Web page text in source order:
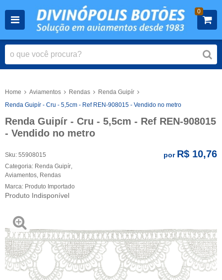
0
Home Aviamentos Rendas
Renda Guipír
Renda Guipír - Cru - 5,5cm - Ref REN-908015 - Vendido no metro
Renda Guipír - Cru - 5,5cm - Ref REN-908015
- Vendido no metro
Sku: 55908015
Categoria: Renda Guipír
Aviamentos Rendas
Marca: Produto Importado
Produto Indisponível
por R$ 10,76